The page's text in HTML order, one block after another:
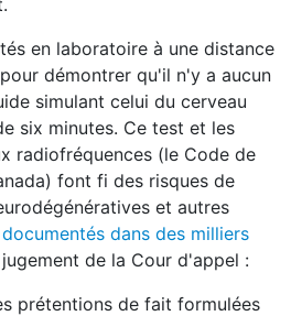
en laboratoire à une distance
démontrer qu'il n'y a aucun
simulant celui du cerveau
six minutes. Ce test et les
radiofréquences (le Code de
font fi des risques de
et autres
documentés dans des milliers
de la Cour d'appel :
prétentions de fait formulées